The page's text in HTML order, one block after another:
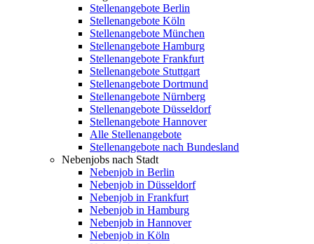
Stellenangebote Berlin
Stellenangebote Köln
Stellenangebote München
Stellenangebote Hamburg
Stellenangebote Frankfurt
Stellenangebote Stuttgart
Stellenangebote Dortmund
Stellenangebote Nürnberg
Stellenangebote Düsseldorf
Stellenangebote Hannover
Alle Stellenangebote
Stellenangebote nach Bundesland
Nebenjobs nach Stadt
Nebenjob in Berlin
Nebenjob in Düsseldorf
Nebenjob in Frankfurt
Nebenjob in Hamburg
Nebenjob in Hannover
Nebenjob in Köln